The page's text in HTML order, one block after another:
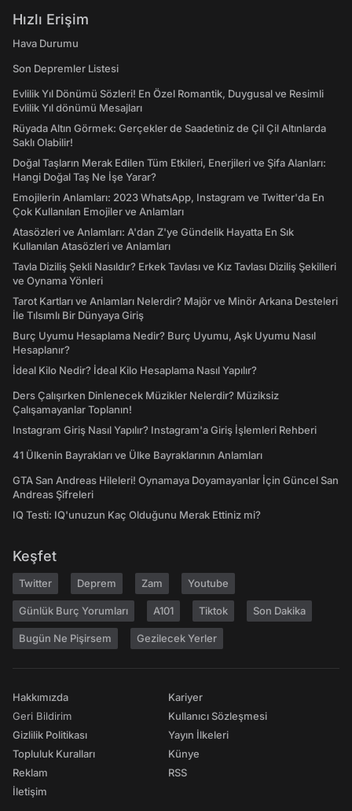
Hızlı Erişim
Hava Durumu
Son Depremler Listesi
Evlilik Yıl Dönümü Sözleri! En Özel Romantik, Duygusal ve Resimli
Evlilik Yıl dönümü Mesajları
Rüyada Altın Görmek: Gerçekler de Saadetiniz de Çil Çil Altınlarda
Saklı Olabilir!
Doğal Taşların Merak Edilen Tüm Etkileri, Enerjileri ve Şifa Alanları:
Hangi Doğal Taş Ne İşe Yarar?
Emojilerin Anlamları: 2023 WhatsApp, Instagram ve Twitter'da En
Çok Kullanılan Emojiler ve Anlamları
Atasözleri ve Anlamları: A'dan Z'ye Gündelik Hayatta En Sık
Kullanılan Atasözleri ve Anlamları
Tavla Diziliş Şekli Nasıldır? Erkek Tavlası ve Kız Tavlası Diziliş Şekilleri
ve Oynama Yönleri
Tarot Kartları ve Anlamları Nelerdir? Majör ve Minör Arkana Desteleri
İle Tılsımlı Bir Dünyaya Giriş
Burç Uyumu Hesaplama Nedir? Burç Uyumu, Aşk Uyumu Nasıl
Hesaplanır?
İdeal Kilo Nedir? İdeal Kilo Hesaplama Nasıl Yapılır?
Ders Çalışırken Dinlenecek Müzikler Nelerdir? Müziksiz
Çalışamayanlar Toplanın!
Instagram Giriş Nasıl Yapılır? Instagram'a Giriş İşlemleri Rehberi
41 Ülkenin Bayrakları ve Ülke Bayraklarının Anlamları
GTA San Andreas Hileleri! Oynamaya Doyamayanlar İçin Güncel San
Andreas Şifreleri
IQ Testi: IQ'unuzun Kaç Olduğunu Merak Ettiniz mi?
Keşfet
Twitter Deprem Zam Youtube
Günlük Burç Yorumları A101 Tiktok Son Dakika
Bugün Ne Pişirsem Gezilecek Yerler
Hakkımızda
Geri Bildirim
Gizlilik Politikası
Topluluk Kuralları
Reklam
İletişim
Kariyer
Kullanıcı Sözleşmesi
Yayın İlkeleri
Künye
RSS